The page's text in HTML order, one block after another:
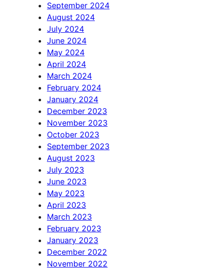
September 2024
August 2024
July 2024
June 2024
May 2024
April 2024
March 2024
February 2024
January 2024
December 2023
November 2023
October 2023
September 2023
August 2023
July 2023
June 2023
May 2023
April 2023
March 2023
February 2023
January 2023
December 2022
November 2022